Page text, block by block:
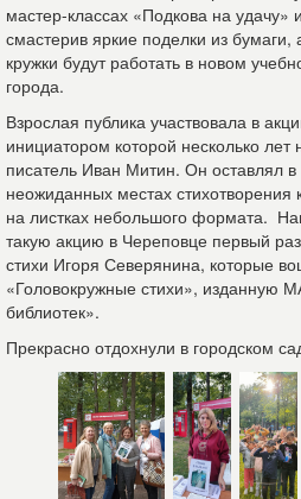
мастер-классах «Подкова на
смастерив яркие поделки из
кружки будут работать в новом
города.
Взрослая публика участвовала в
инициатором которой несколько лет
писатель Иван Митин. Он оставлял
неожиданных местах стихотворения
на листках небольшого формата.
такую акцию в Череповце первый
стихи Игоря Северянина, которые
«Головокружные стихи», изданную
библиотек».
Прекрасно отдохнули в городском